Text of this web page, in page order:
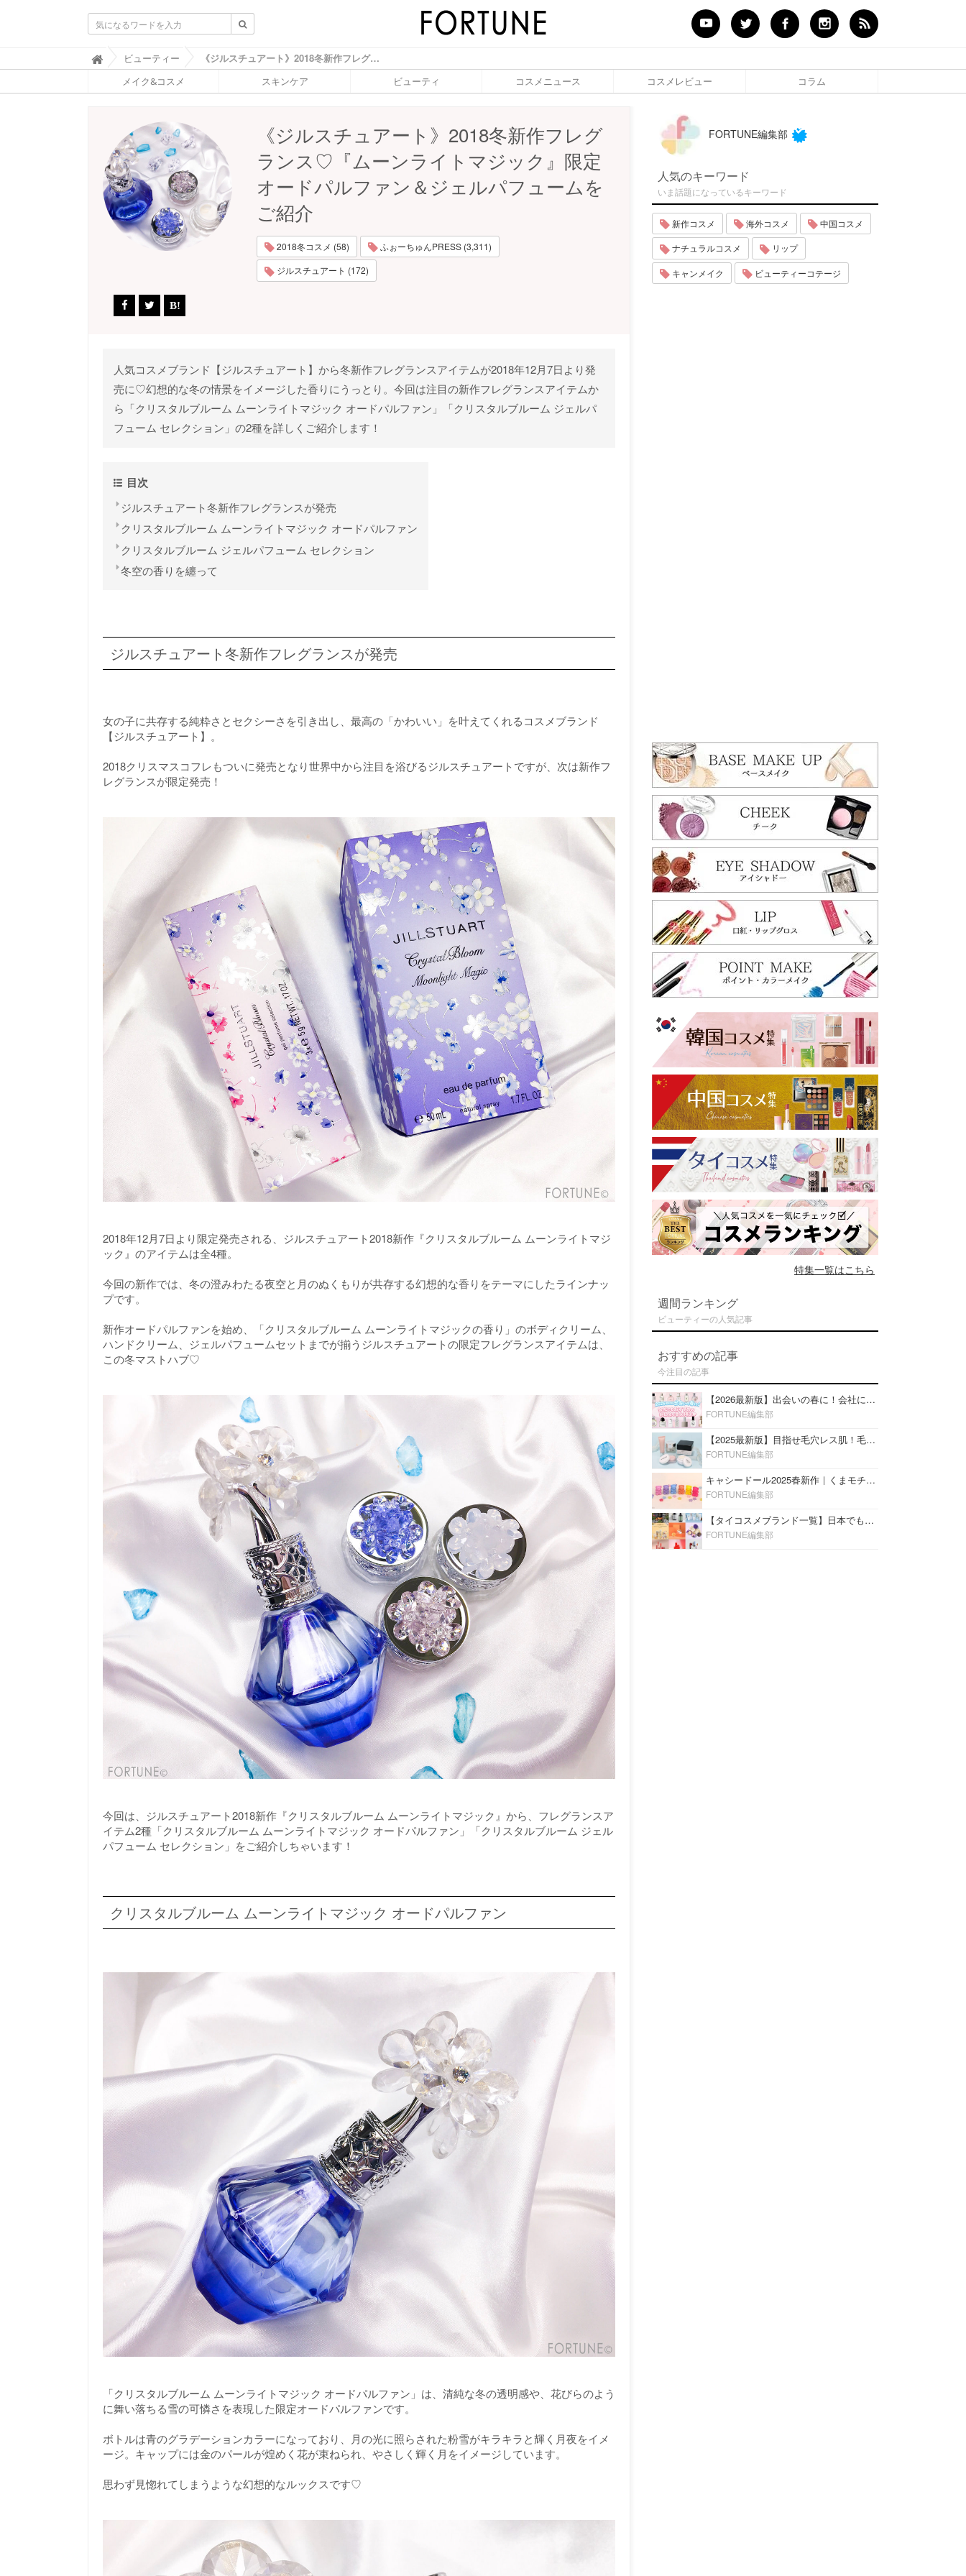
ふ
ぉ
ち
O
R
T
U
N
ビューティー 《ジルスチュアート》2018冬新作フレグランス♡『ムーンライトマジック』限定オードパルファン＆ジェルパフュームをご紹介 - ふぉーちゅん(FORTUNE)
メイク&コスメ スキンケア ビューティ コスメニュース コスメレビュー コラム
《ジルスチュアート》2018冬新作フレグ
ランス♡『ムーンライトマジック』限定
オードパルファン＆ジェルパフュームを
ご紹介
2018冬コスメ (58)
ふぉーちゅんPRESS (3,311)
ジルスチュアート (172)
人気コスメブランド【ジルスチュアート】から冬新作フレグランスアイテムが2018年12月7日より発
売に♡幻想的な冬の情景をイメージした香りにうっとり。今回は注目の新作フレグランスアイテムか
ら「クリスタルブルーム ムーンライトマジック オードパルファン」「クリスタルブルーム ジェルパ
フューム セレクション」の2種を詳しくご紹介します！
目次
ジルスチュアート冬新作フレグランスが発売
クリスタルブルーム ムーンライトマジック オードパルファン
クリスタルブルーム ジェルパフューム セレクション
冬空の香りを纏って
ジルスチュアート冬新作フレグランスが発売
女の子に共存する純粋さとセクシーさを引き出し、最高の「かわいい」を叶えてくれるコスメブランド
【ジルスチュアート】。
2018クリスマスコフレもついに発売となり世界中から注目を浴びるジルスチュアートですが、次は新作フ
レグランスが限定発売！
2018年12月7日より限定発売される、ジルスチュアート2018新作『クリスタルブルーム ムーンライトマジ
ック』のアイテムは全4種。
今回の新作では、冬の澄みわたる夜空と月のぬくもりが共存する幻想的な香りをテーマにしたラインナッ
プです。
新作オードパルファンを始め、「クリスタルブルーム ムーンライトマジックの香り」のボディクリーム、
ハンドクリーム、ジェルパフュームセットまでが揃うジルスチュアートの限定フレグランスアイテムは、
この冬マストハブ♡
今回は、ジルスチュアート2018新作『クリスタルブルーム ムーンライトマジック』から、フレグランスア
イテム2種「クリスタルブルーム ムーンライトマジック オードパルファン」「クリスタルブルーム ジェル
パフューム セレクション」をご紹介しちゃいます！
クリスタルブルーム ムーンライトマジック オードパルファン
「クリスタルブルーム ムーンライトマジック オードパルファン」は、清純な冬の透明感や、花びらのよう
に舞い落ちる雪の可憐さを表現した限定オードパルファンです。
ボトルは青のグラデーションカラーになっており、月の光に照らされた粉雪がキラキラと輝く月夜をイメ
ージ。キャップには金のパールが煌めく花が束ねられ、やさしく輝く月をイメージしています。
思わず見惚れてしまうような幻想的なルックスです♡
FORTUNE編集部
人気のキーワード
いま話題になっているキーワード
新作コスメ 海外コスメ 中国コスメ
ナチュラルコスメ リップ
キャンメイク ビューティーコテージ
特集一覧はこちら
週間ランキング
ビューティーの人気記事
おすすめの記事
今注目の記事
【2026最新版】出会いの春に！会社にもおすすめの好印象な香水14選♡ビジネスの場での香水マナーも
FORTUNE編集部
【2025最新版】目指せ毛穴レス肌！毛穴を埋めて隠す「おすすめ部分用下地＆プライマー」ランキング♡
FORTUNE編集部
キャシードール2025春新作｜くまモチーフのミニリップ「シャイニーベア リップモイスト」をレビュー♡
FORTUNE編集部
【タイコスメブランド一覧】日本でも人気沸騰中の“タイコスメ”ブランド20選！
FORTUNE編集部